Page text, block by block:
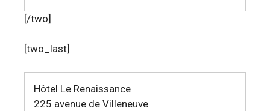
[/two]
[two_last]
Hôtel Le Renaissance
225 avenue de Villeneuve